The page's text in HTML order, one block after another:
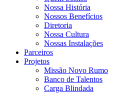
Nossa História
Nossos Benefícios
Diretoria
Nossa Cultura
Nossas Instalações
Parceiros
Projetos
Missão Novo Rumo
Banco de Talentos
Carga Blindada